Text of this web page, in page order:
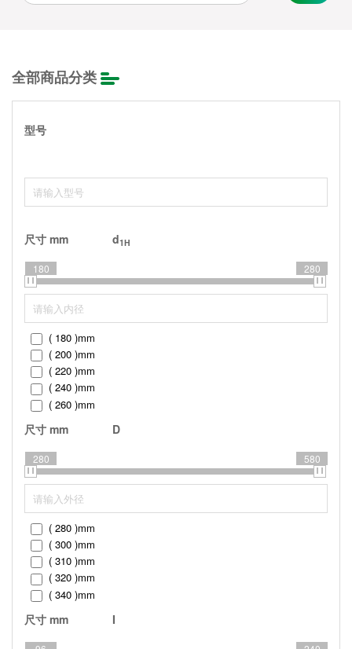
全部商品分类
型号
尺寸 mm d1H
180 280
( 180 )mm
( 200 )mm
( 220 )mm
( 240 )mm
( 260 )mm
尺寸 mm D
280 580
( 280 )mm
( 300 )mm
( 310 )mm
( 320 )mm
( 340 )mm
( 370 )
( 380 )
尺寸 mm I